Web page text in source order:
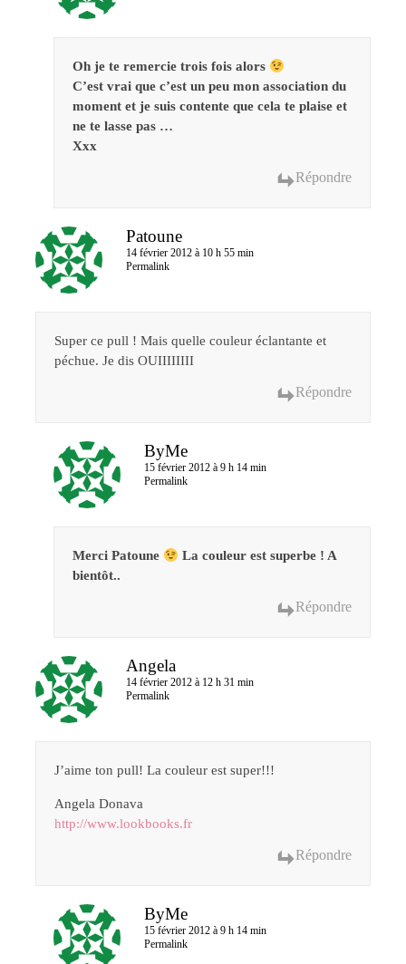
Oh je te remercie trois fois alors
C’est vrai que c’est un peu mon association du
moment et je suis contente que cela te plaise et
ne te lasse pas …
Xxx
Répondre
Patoune
14 février 2012 à 10 h 55 min
Permalink
Super ce pull ! Mais quelle couleur éclantante et
péchue. Je dis OUIIIIIIII
Répondre
ByMe
15 février 2012 à 9 h 14 min
Permalink
Merci Patoune
La couleur est superbe ! A
bientôt..
Répondre
Angela
14 février 2012 à 12 h 31 min
Permalink
J’aime ton pull! La couleur est super!!!
Angela Donava
http://www.lookbooks.fr
Répondre
ByMe
15 février 2012 à 9 h 14 min
Permalink